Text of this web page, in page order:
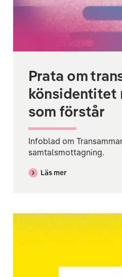
Prata om
könsidentitet
som förstår
Infoblad om
samtalsmottagning.
Läs mer